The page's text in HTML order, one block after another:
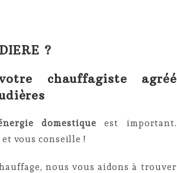
?
chauffagiste agréé
domestique est important.
vous conseille !
nous vous aidons à trouver